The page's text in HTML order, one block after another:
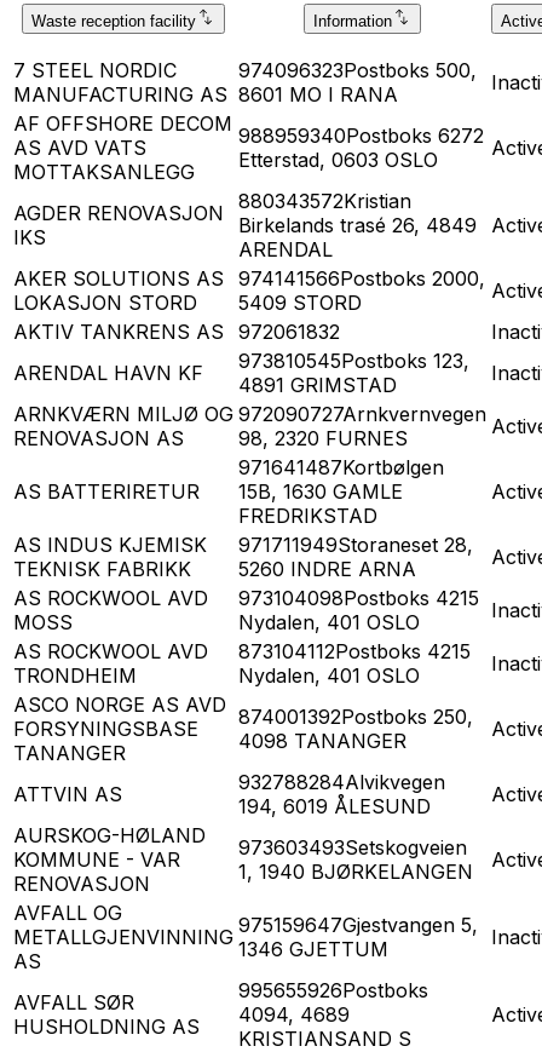
Waste reception facility Information
7 STEEL NORDIC
MANUFACTURING AS
974096323Postboks 500,
8601 MO I RANA
AF OFFSHORE DECOM
AS AVD VATS
MOTTAKSANLEGG
988959340Postboks 6272
Etterstad, 0603 OSLO
AGDER RENOVASJON
IKS
880343572Kristian
Birkelands trasé 26, 4849
ARENDAL
AKER SOLUTIONS AS
LOKASJON STORD
974141566Postboks 2000,
5409 STORD
AKTIV TANKRENS AS
972061832
ARENDAL HAVN KF
973810545Postboks 123,
4891 GRIMSTAD
ARNKVÆRN MILJØ OG
RENOVASJON AS
972090727Arnkvernvegen
98, 2320 FURNES
AS BATTERIRETUR
971641487Kortbølgen
15B, 1630 GAMLE
FREDRIKSTAD
AS INDUS KJEMISK
TEKNISK FABRIKK
971711949Storaneset 28,
5260 INDRE ARNA
AS ROCKWOOL AVD
MOSS
973104098Postboks 4215
Nydalen, 401 OSLO
AS ROCKWOOL AVD
TRONDHEIM
873104112Postboks 4215
Nydalen, 401 OSLO
ASCO NORGE AS AVD
FORSYNINGSBASE
TANANGER
874001392Postboks 250,
4098 TANANGER
ATTVIN AS 932788284Alvikvegen
194, 6019 ÅLESUND
AURSKOG-HØLAND
KOMMUNE - VAR
RENOVASJON
973603493Setskogveien
1, 1940 BJØRKELANGEN
AVFALL OG
METALLGJENVINNING
AS
975159647Gjestvangen 5,
1346 GJETTUM
AVFALL SØR
HUSHOLDNING AS
995655926Postboks
4094, 4689
KRISTIANSAND S